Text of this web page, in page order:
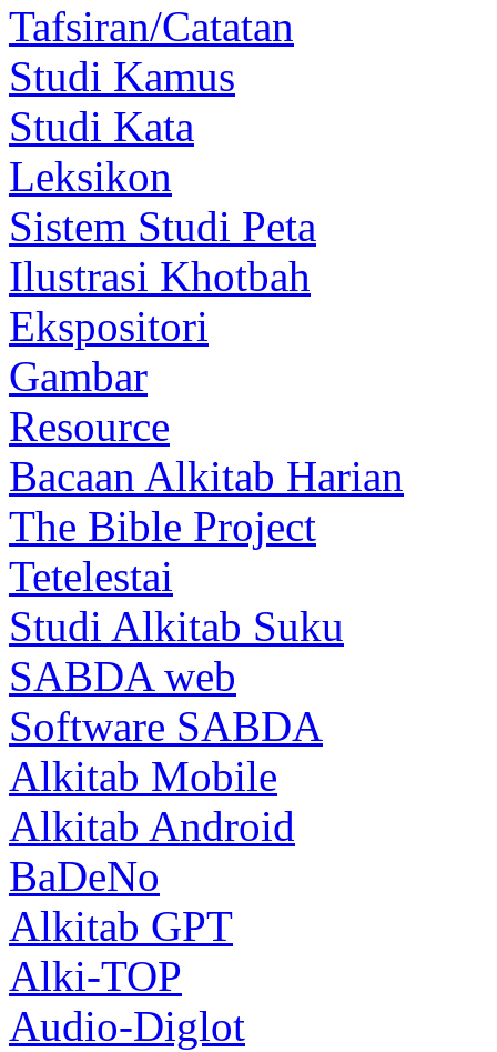
Tafsiran/Catatan
Studi Kamus
Studi Kata
Leksikon
Sistem Studi Peta
Ilustrasi Khotbah
Ekspositori
Gambar
Resource
Bacaan Alkitab Harian
The Bible Project
Tetelestai
Studi Alkitab Suku
SABDA web
Software SABDA
Alkitab Mobile
Alkitab Android
BaDeNo
Alkitab GPT
Alki-TOP
Audio-Diglot